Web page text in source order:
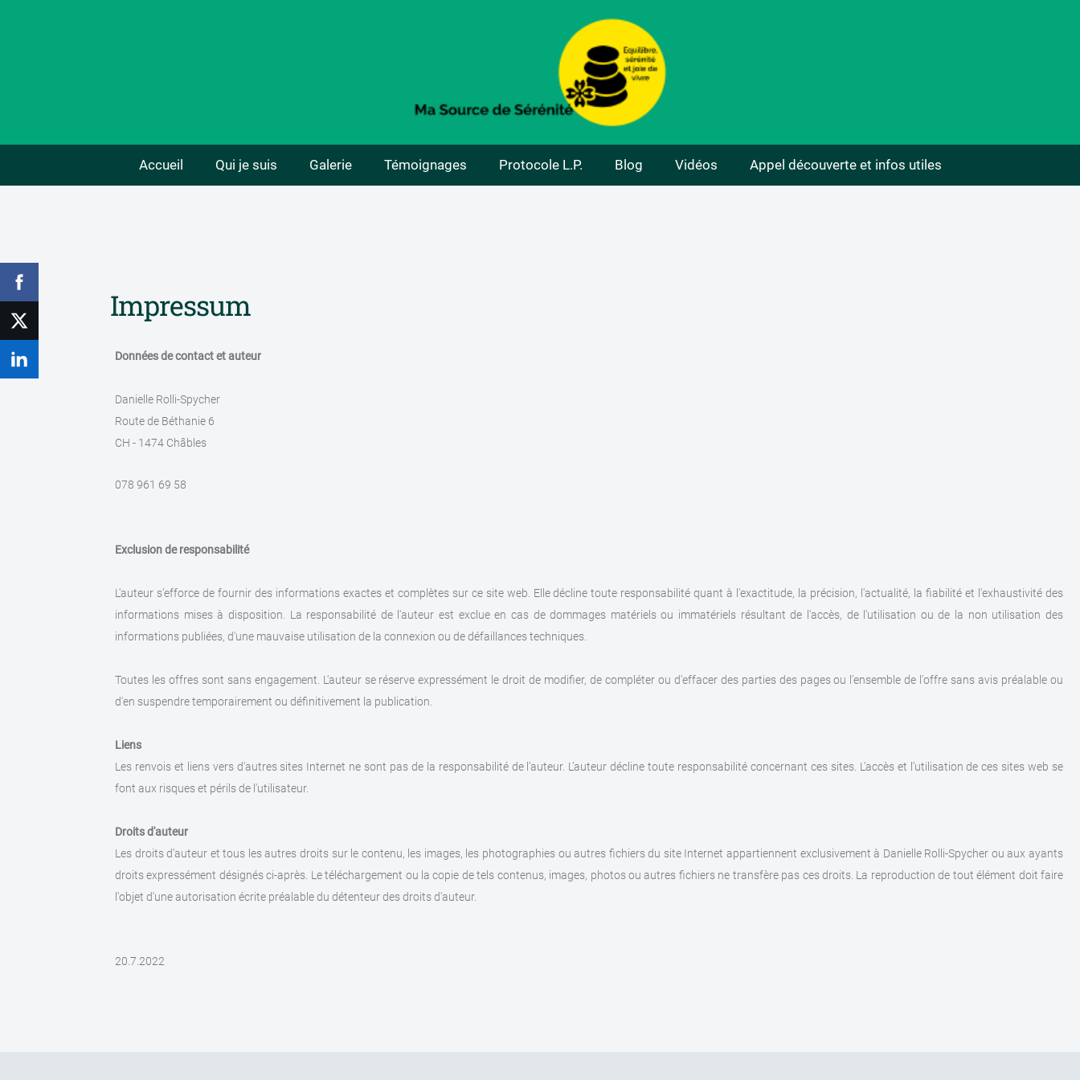
Accueil Qui je suis Galerie Témoignages Protocole L.P. Blog Vidéos Appel découverte et infos utiles
Impressum
Données de contact et auteur
Danielle Rolli-Spycher
Route de Béthanie 6
CH - 1474 Châbles
078 961 69 58
Exclusion de responsabilité
L'auteur s’efforce de fournir des informations exactes et complètes sur ce site web. Elle décline toute responsabilité quant à l'exactitude, la précision, l'actualité, la fiabilité et l'exhaustivité des
informations mises à disposition. La responsabilité de l'auteur est exclue en cas de dommages matériels ou immatériels résultant de l'accès, de l'utilisation ou de la non utilisation des
informations publiées, d'une mauvaise utilisation de la connexion ou de défaillances techniques.
Toutes les offres sont sans engagement. L'auteur se réserve expressément le droit de modifier, de compléter ou d'effacer des parties des pages ou l'ensemble de l'offre sans avis préalable ou
d'en suspendre temporairement ou définitivement la publication.
Liens
Les renvois et liens vers d’autres sites Internet ne sont pas de la responsabilité de l’auteur. L’auteur décline toute responsabilité concernant ces sites. L'accès et l'utilisation de ces sites web se
font aux risques et périls de l'utilisateur.
Droits d'auteur
Les droits d'auteur et tous les autres droits sur le contenu, les images, les photographies ou autres fichiers du site Internet appartiennent exclusivement à Danielle Rolli-Spycher ou aux ayants
droits expressément désignés ci-après. Le téléchargement ou la copie de tels contenus, images, photos ou autres fichiers ne transfère pas ces droits. La reproduction de tout élément doit faire
l'objet d'une autorisation écrite préalable du détenteur des droits d'auteur.
20.7.2022